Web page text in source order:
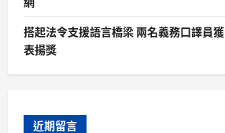
搭起法令支援語言橋梁 兩名義務口譯員
表揚獎
近期留言